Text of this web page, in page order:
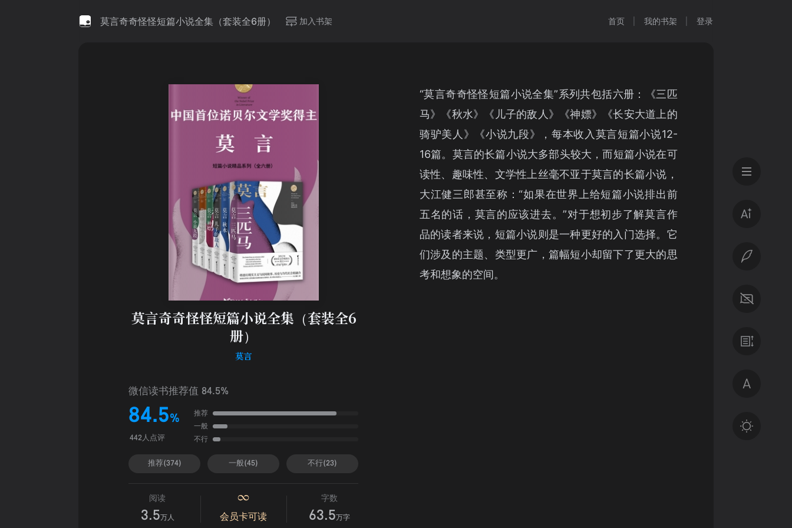
莫言奇奇怪怪短篇小说全集（套装全6册） 加入书架 首页 我的书架 登录
莫言奇奇怪怪短篇小说全集（套装全6
册）
莫言
微信读书推荐值 84.5%
84.5%
442人点评
推荐
一般
不行
推荐(374) 一般(45) 不行(23)
阅读
3.5万人 会员卡可读
字数
63.5万字
“莫言奇奇怪怪短篇小说全集”系列共包括六册：《三匹
马》《秋水》《儿子的敌人》《神嫖》《长安大道上的
骑驴美人》《小说九段》，每本收入莫言短篇小说12-
16篇。莫言的长篇小说大多部头较大，而短篇小说在可
读性、趣味性、文学性上丝毫不亚于莫言的长篇小说，
大江健三郎甚至称：“如果在世界上给短篇小说排出前
五名的话，莫言的应该进去。”对于想初步了解莫言作
品的读者来说，短篇小说则是一种更好的入门选择。它
们涉及的主题、类型更广，篇幅短小却留下了更大的思
考和想象的空间。